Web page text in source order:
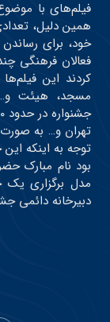
فیلم‌های با
همین دلیل،
خود، برای
فعالان فرهنگی
کردند این
مسجد، هیئت و…
توجه به اینکه
بود نام مبارک
مدل برگزاری یک
دبیرخانه دائمی